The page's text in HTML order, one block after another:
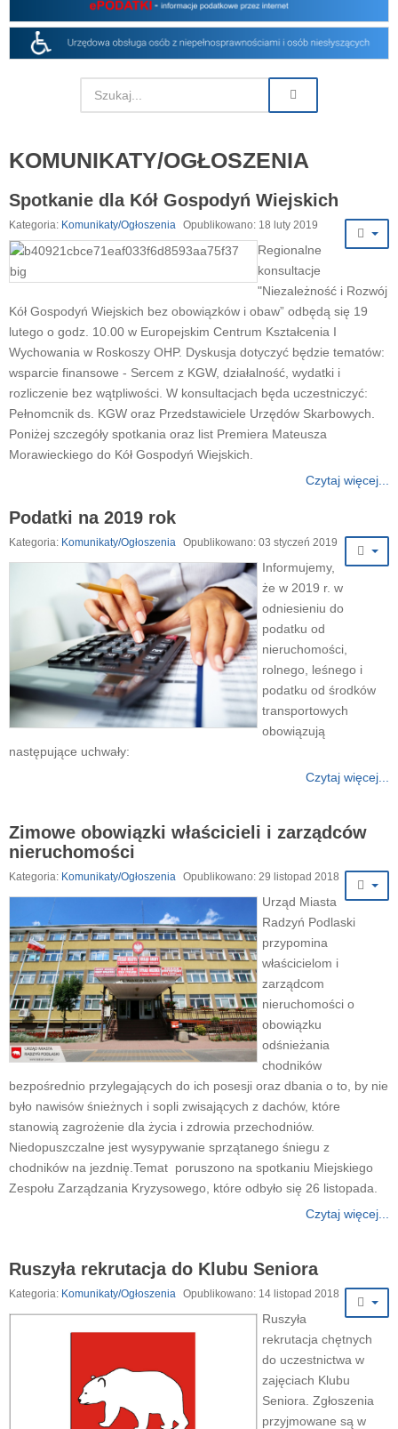
KOMUNIKATY/OGŁOSZENIA
Spotkanie dla Kół Gospodyń Wiejskich
Kategoria: Komunikaty/Ogłoszenia Opublikowano: 18 luty 2019
Regionalne
konsultacje
"Niezależność i Rozwój
Kół Gospodyń Wiejskich bez obowiązków i obaw” odbędą się 19
lutego o godz. 10.00 w Europejskim Centrum Kształcenia I
Wychowania w Roskoszy OHP. Dyskusja dotyczyć będzie tematów:
wsparcie finansowe - Sercem z KGW, działalność, wydatki i
rozliczenie bez wątpliwości. W konsultacjach będa uczestniczyć:
Pełnomcnik ds. KGW oraz Przedstawiciele Urzędów Skarbowych.
Poniżej szczegóły spotkania oraz list Premiera Mateusza
Morawieckiego do Kół Gospodyń Wiejskich.
Czytaj więcej...
Podatki na 2019 rok
Kategoria: Komunikaty/Ogłoszenia Opublikowano: 03 styczeń 2019
Informujemy,
że w 2019 r. w
odniesieniu do
podatku od
nieruchomości,
rolnego, leśnego i
podatku od środków
transportowych
obowiązują
następujące uchwały:
Czytaj więcej...
Zimowe obowiązki właścicieli i zarządców
nieruchomości
Kategoria: Komunikaty/Ogłoszenia Opublikowano: 29 listopad 2018
Urząd Miasta
Radzyń Podlaski
przypomina
właścicielom i
zarządcom
nieruchomości o
obowiązku
odśnieżania
chodników
bezpośrednio przylegających do ich posesji oraz dbania o to, by nie
było nawisów śnieżnych i sopli zwisających z dachów, które
stanowią zagrożenie dla życia i zdrowia przechodniów.
Niedopuszczalne jest wysypywanie sprzątanego śniegu z
chodników na jezdnię.Temat poruszono na spotkaniu Miejskiego
Zespołu Zarządzania Kryzysowego, które odbyło się 26 listopada.
Czytaj więcej...
Ruszyła rekrutacja do Klubu Seniora
Kategoria: Komunikaty/Ogłoszenia Opublikowano: 14 listopad 2018
Ruszyła
rekrutacja chętnych
do uczestnictwa w
zajęciach Klubu
Seniora. Zgłoszenia
przyjmowane są w